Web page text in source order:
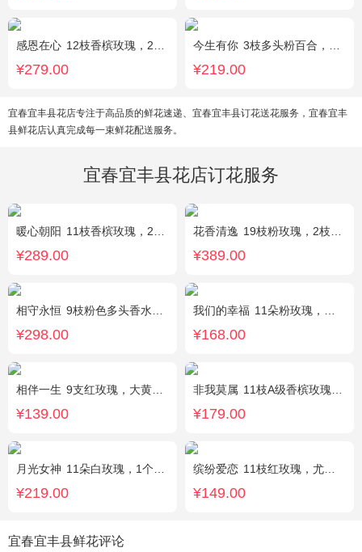
感恩在心 12枝香槟玫瑰，2枝向日葵，搭配白色满天星、尤加利叶
¥279.00
今生有你 3枝多头粉百合，5枝红玫瑰，点缀情人草叶材作成精美的 花瓶花插
¥219.00
宜春宜丰县花店专注于高品质的鲜花速递、宜春宜丰县订花送花服务，宜春宜丰
县鲜花店认真完成每一束鲜花配送服务。
宜春宜丰县花店订花服务
暖心朝阳 11枝香槟玫瑰，2枝向日葵，多头黄玫瑰（或类似配材替换）、桔梗搭配
¥289.00
花香清逸 19枝粉玫瑰，2枝粉色乒乓菊，1枝粉色绣球，银叶菊，粉色满天星，绿叶搭配
¥389.00
相守永恒 9枝粉色多头香水百合，黄莺点缀，搭配剑叶。
¥298.00
我们的幸福 11朵粉玫瑰，银叶菊，尤加利搭配
¥168.00
相伴一生 9支红玫瑰，大黄莺.满天星搭配。
¥139.00
非我莫属 11枝A级香槟玫瑰，间插黄英、满天星，另加2只可爱小熊公仔（小熊以实物为准）。
¥179.00
月光女神 11朵白玫瑰，1个蓝色绣球，桔梗搭配
¥219.00
缤纷爱恋 11枝红玫瑰，尤加利叶搭配
¥149.00
宜春宜丰县鲜花评论